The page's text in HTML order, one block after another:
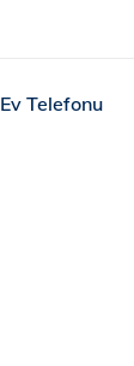
Ev Telefonu